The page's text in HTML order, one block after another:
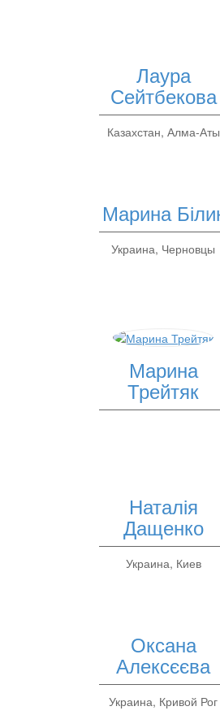
Лаура
Сейтбекова
Казахстан, Алма-Аты
Марина
Украина, Черновцы
Марина
Трейтяк
Наталія
Дащенко
Украина, Киев
Оксана
Алексєєва
Украина, Кривой Рог